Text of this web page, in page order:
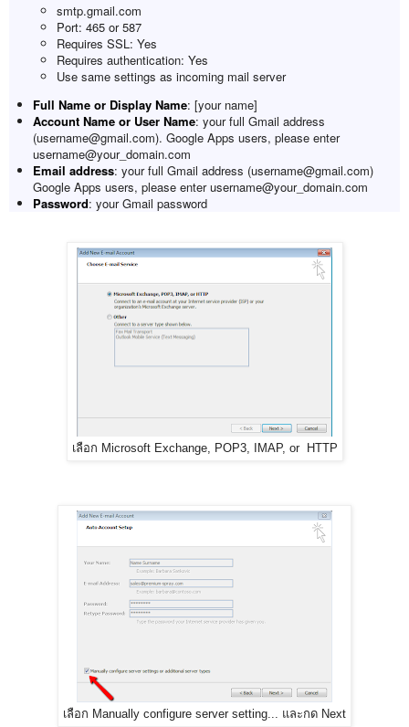
smtp.gmail.com
Port: 465 or 587
Requires SSL: Yes
Requires authentication: Yes
Use same settings as incoming mail server
Full Name or Display Name: [your name]
Account Name or User Name: your full Gmail address
(username@gmail.com). Google Apps users, please enter
username@your_domain.com
Email address: your full Gmail address (username@gmail.com)
Google Apps users, please enter username@your_domain.com
Password: your Gmail password
เลือก Microsoft Exchange, POP3, IMAP, or HTTP
เลือก Manually configure server setting...​ และกด Next